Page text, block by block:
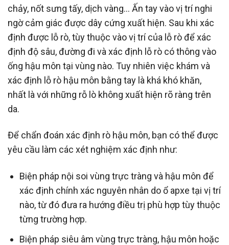
chảy, nốt sưng tấy, dịch vàng… Ấn tay vào vị trí nghi
ngờ cảm giác được dây cứng xuất hiện. Sau khi xác
định được lỗ rò, tùy thuộc vào vị trí của lỗ rò để xác
định độ sâu, đường đi và xác định lỗ rò có thông vào
ống hậu môn tại vùng nào. Tuy nhiên việc khám và
xác định lỗ rò hậu môn bằng tay là khá khó khăn,
nhất là với những rỗ lò không xuất hiện rõ ràng trên
da.
Để chẩn đoán xác định rò hậu môn, bạn có thể được
yêu cầu làm các xét nghiệm xác định như:
Biện pháp nội soi vùng trực tràng và hậu môn để
xác định chính xác nguyên nhân do ổ apxe tại vị trí
nào, từ đó đưa ra hướng điều trị phù hợp tùy thuộc
từng trường hợp.
Biện pháp siêu âm vùng trực tràng, hậu môn hoặc